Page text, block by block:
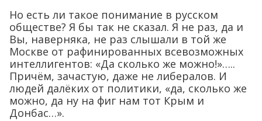
Но есть ли такое понимание в русском
обществе? Я бы так не сказал. Я не раз, да и
Вы, наверняка, не раз слышали в той же
Москве от рафинированных всевозможных
интеллигентов: «Да сколько же можно!»…..
Причём, зачастую, даже не либералов. И
людей далёких от политики, «да, сколько же
можно, да ну на фиг нам тот Крым и
Донбас…».